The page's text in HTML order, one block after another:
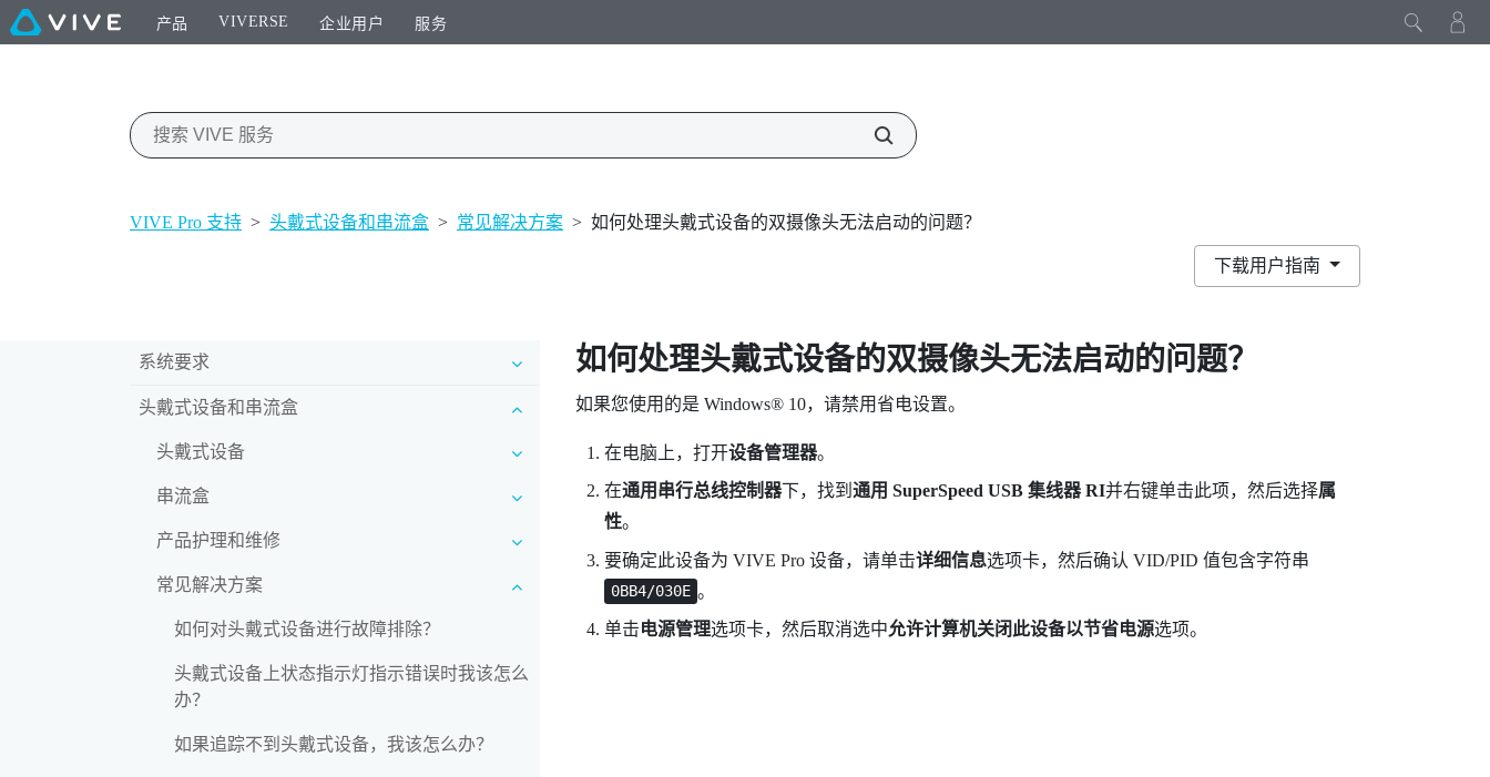
产品 VIVERSE 企业用户 服务
VIVE Pro 支持 > 头戴式设备和串流盒 > 常见解决方案 > 如何处理头戴式设备的双摄像头无法启动的问题？
下载用户指南
系统要求
头戴式设备和串流盒
头戴式设备
串流盒
产品护理和维修
常见解决方案
如何对头戴式设备进行故障排除？
头戴式设备上状态指示灯指示错误时我该怎么
办？
如果追踪不到头戴式设备，我该怎么办？
如何处理头戴式设备的双摄像头无法启动的问题？
如果您使用的是 Windows®10，请禁用省电设置。
在电脑上，打开设备管理器。
在通用串行总线控制器下，找到 通用 SuperSpeed USB 集线器 RI并右键单击此项，然后选择属
性。
要确定此设备为 VIVE Pro设备，请单击详细信息选项卡，然后确认 VID/PID 值包含字符串
0BB4/030E 。
单击电源管理选项卡，然后取消选中允许计算机关闭此设备以节省电源选项。